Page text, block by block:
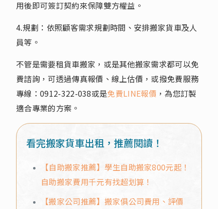
用後即可簽訂契約來保障雙方權益。
4.規劃：依照顧客需求規劃時間、安排搬家貨車及人
員等。
不管是需要租貨車搬家，或是其他搬家需求都可以免
費諮詢，可透過傳真報價、線上估價，或撥免費服務
專線： 0912-322-038或是免費LINE報價 ，為您訂製
適合專業的方案。
看完搬家貨車出租，推薦閱讀！
【自助搬家推薦】學生自助搬家800元起！
自助搬家費用千元有找超划算！
【搬家公司推薦】搬家俱公司費用、評價